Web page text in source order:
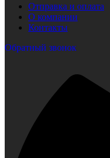
Отправка и оплата
О компании
Контакты
Обратный звонок